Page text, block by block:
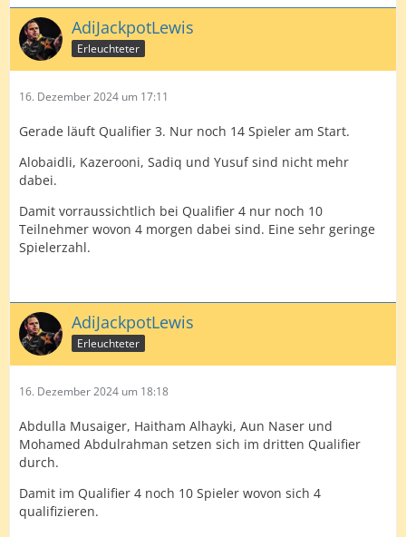
AdiJackpotLewis
Erleuchteter
16. Dezember 2024 um 17:11
Gerade läuft Qualifier 3. Nur noch 14 Spieler am Start.
Alobaidli, Kazerooni, Sadiq und Yusuf sind nicht mehr
dabei.
Damit vorraussichtlich bei Qualifier 4 nur noch 10
Teilnehmer wovon 4 morgen dabei sind. Eine sehr geringe
Spielerzahl.
AdiJackpotLewis
Erleuchteter
16. Dezember 2024 um 18:18
Abdulla Musaiger, Haitham Alhayki, Aun Naser und
Mohamed Abdulrahman setzen sich im dritten Qualifier
durch.
Damit im Qualifier 4 noch 10 Spieler wovon sich 4
qualifizieren.